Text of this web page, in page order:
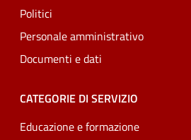
Politici
Personale amministrativo
Documenti e dati
CATEGORIE DI SERVIZIO
Educazione e formazione